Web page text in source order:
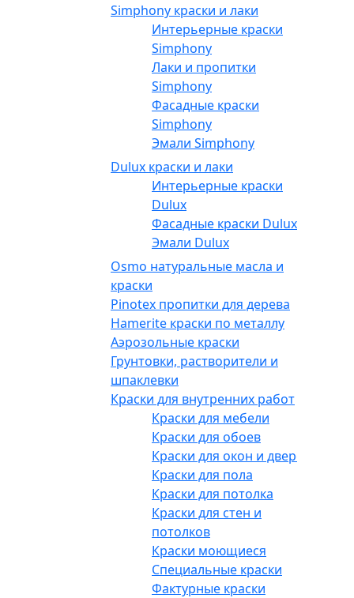
Simphony краски и лаки
Интерьерные краски
Simphony
Лаки и пропитки
Simphony
Фасадные краски
Simphony
Эмали Simphony
Dulux краски и лаки
Интерьерные краски
Dulux
Фасадные краски Dulux
Эмали Dulux
Osmo натуральные масла и
краски
Pinotex пропитки для дерева
Hamerite краски по металлу
Аэрозольные краски
Грунтовки, растворители и
шпаклевки
Краски для внутренних работ
Краски для мебели
Краски для обоев
Краски для окон и дверей
Краски для пола
Краски для потолка
Краски для стен и
потолков
Краски моющиеся
Специальные краски
Фактурные краски